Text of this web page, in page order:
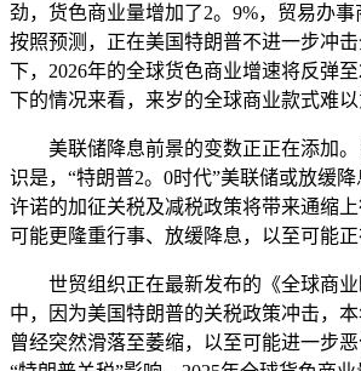
劲，货色商业量增加了2。9%，贸易办事
按照预测，正在美国特朗普不进一步冲
下，2026年的全球货色商业增速将反弹
下的情况来看，来岁的全球商业款式难以
美联储降息前景的变数正正在添加。
识是，“特朗普2。0时代”美联储或放缓
许诺的加征关税及减税政策将带来通缩
可能更隆重行事、放缓降息，以至可能正
世贸组织正在最新发布的《全球商业
中，因为美国特朗普的关税政策冲击，
曾经突然滑落至萎缩，以至可能进一步